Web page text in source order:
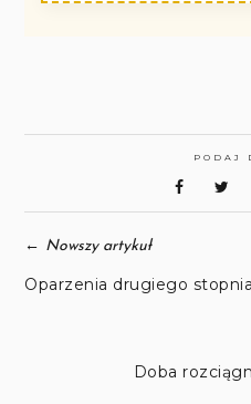
PODAJ
← Nowszy artykuł
Oparzenia drugiego
Doba